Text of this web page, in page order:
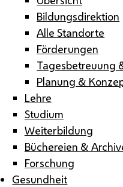
Bildungsdirektion
Alle Standorte
Förderungen
Tagesbetreuung
Planung &
Lehre
Studium
Weiterbildung
Büchereien &
Forschung
Gesundheit